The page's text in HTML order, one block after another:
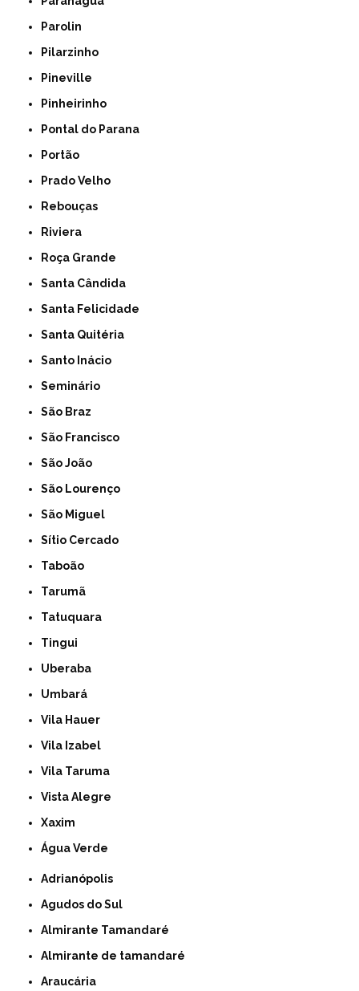
Parolin
Pilarzinho
Pineville
Pinheirinho
Pontal do Parana
Portão
Prado Velho
Rebouças
Riviera
Roça Grande
Santa Cândida
Santa Felicidade
Santa Quitéria
Santo Inácio
Seminário
São Braz
São Francisco
São João
São Lourenço
São Miguel
Sítio Cercado
Taboão
Tarumã
Tatuquara
Tingui
Uberaba
Umbará
Vila Hauer
Vila Izabel
Vila Taruma
Vista Alegre
Xaxim
Água Verde
Adrianópolis
Agudos do Sul
Almirante Tamandaré
Almirante de tamandaré
Araucária